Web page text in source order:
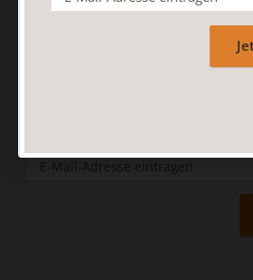
meine Interessen auszurichten.
Newsletter oder E-Mail kann ich
Weiterführende Informationen